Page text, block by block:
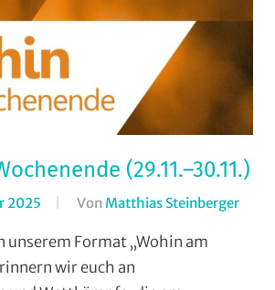
(29.11.–30.11.)
2025 Von Matthias Steinberger
unserem Format „Wohin am
wir euch an